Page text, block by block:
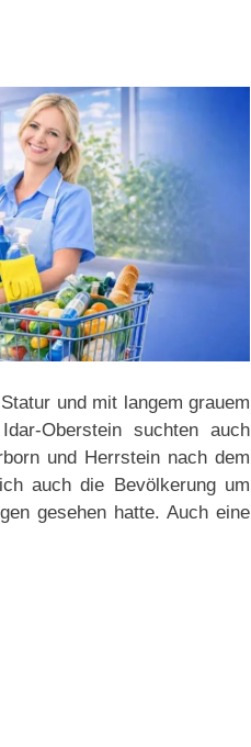
und mit langem grauem
Oberstein suchten auch
und Herrstein nach dem
auch die Bevölkerung um
gesehen hatte. Auch eine